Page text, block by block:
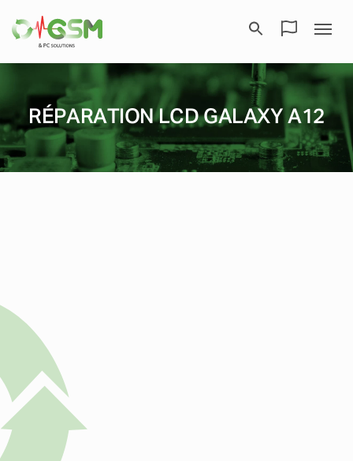
RÉPARATION LCD GALAXY A12